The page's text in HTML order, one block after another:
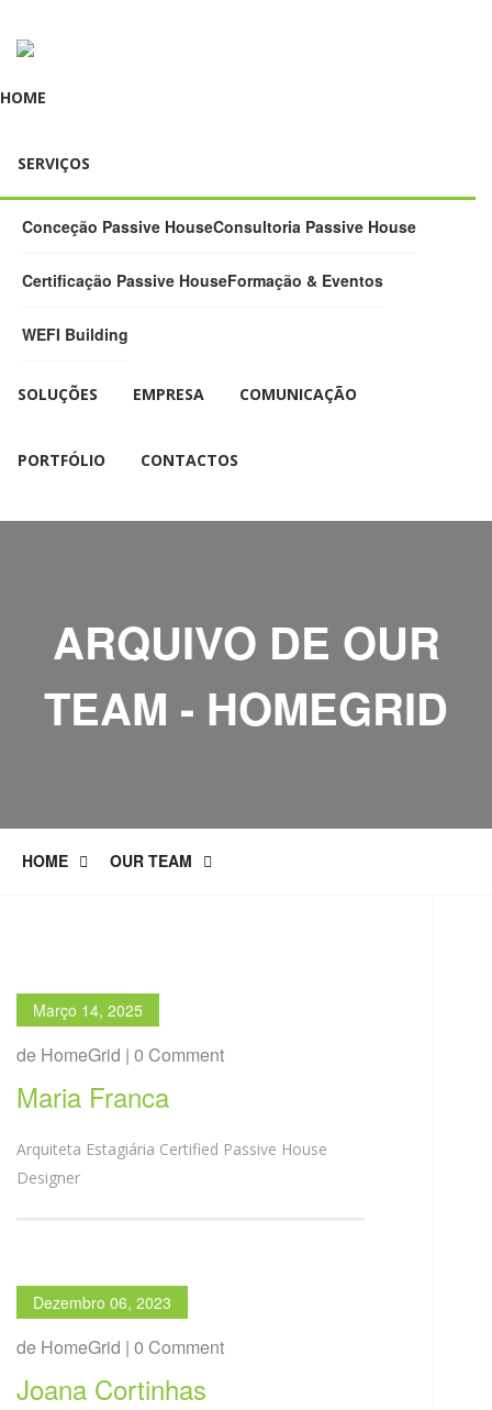
HOME
SERVIÇOS
Conceção Passive HouseConsultoria Passive House
Certificação Passive HouseFormação & Eventos
WEFI Building
SOLUÇÕES EMPRESA COMUNICAÇÃO
PORTFÓLIO CONTACTOS
ARQUIVO DE OUR
TEAM - HOMEGRID
HOME OUR TEAM
Março 14, 2025
de HomeGrid | 0 Comment
Maria Franca
Arquiteta Estagiária Certified Passive House
Designer
Dezembro 06, 2023
de HomeGrid | 0 Comment
Joana Cortinhas